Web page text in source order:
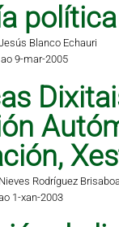
Blanco Echauri
9-mar-2005
Nieves Rodríguez Brisaboa
1-xan-2003